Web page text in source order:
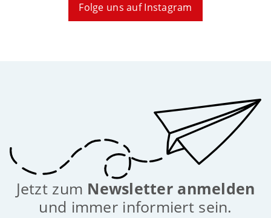
Folge uns auf Instagram
Jetzt zum Newsletter anmelden
und immer informiert sein.